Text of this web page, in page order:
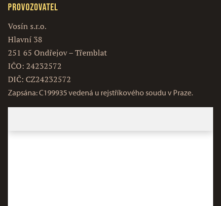
Provozovatel
Vosín s.r.o.
Hlavní 38
251 65 Ondřejov – Třemblat
IČO: 24232572
DIČ: CZ24232572
Zapsána: C199935 vedená u rejstříkového soudu v Praze.